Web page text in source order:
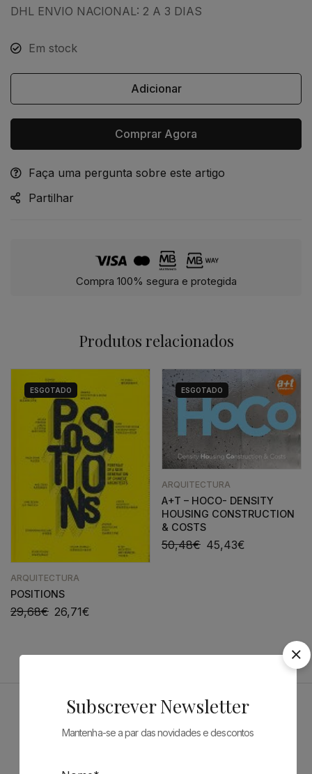
DHL ENVIO NACIONAL: 2 A 3 DIAS
Em stock
Adicionar
Comprar Agora
Alternative:
Faça uma pergunta sobre este artigo
Partilhar
Compra 100% segura e protegida
Produtos relacionados
ESGOTADO
ARQUITECTURA
POSITIONS
29,68€ 26,71€
ESGOTADO
ARQUITECTURA
A+T – HOCO- DENSITY
HOUSING CONSTRUCTION
& COSTS
50,48€ 45,43€
Subscrever Newsletter
Mantenha-se a par das novidades e descontos